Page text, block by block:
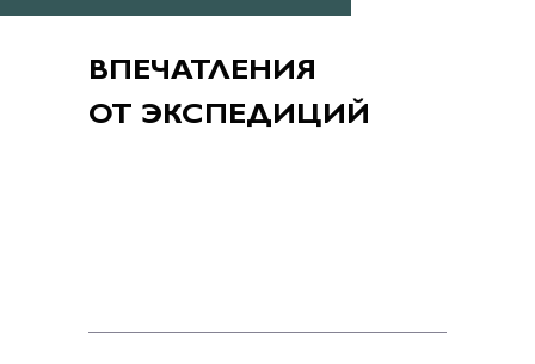
ВПЕЧАТЛЕНИЯ
ОТ ЭКСПЕДИЦИЙ